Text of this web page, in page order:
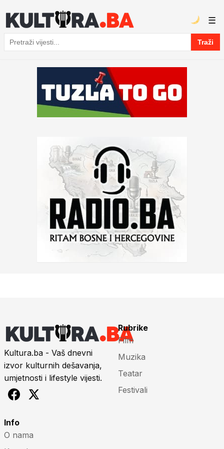
Pretraga
Traži
☰
Kultura.ba - Vaš dnevni
izvor kulturnih dešavanja,
umjetnosti i lifestyle vijesti.
Rubrike
Film
Muzika
Teatar
Festivali
Info
O nama